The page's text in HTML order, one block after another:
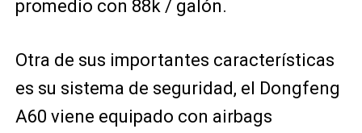
promedio con 88k / galón.
Otra de sus importantes características
es su sistema de seguridad, el Dongfeng
A60 viene equipado con airbags